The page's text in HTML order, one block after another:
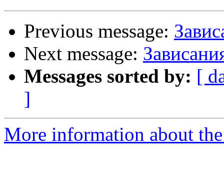
Previous message:
Next message:
Messages sorted by: [
]
More information about